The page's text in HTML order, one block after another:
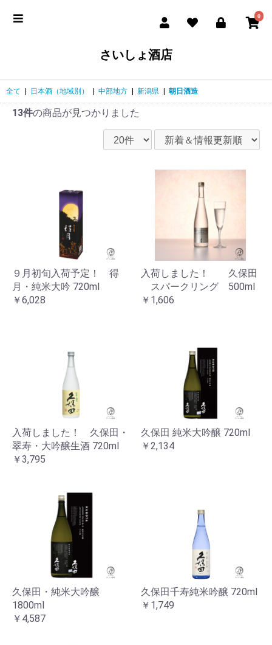
0
さいしょ酒店
全て 日本酒（地域別） 中部地方 新潟県 朝日酒造
13件の商品が見つかりました
９月初旬入荷予定！ 得
月・純米大吟 720ml
￥6,028
入荷しました！ 久保田
スパークリング 500ml
￥1,606
入荷しました！ 久保田・
翠寿・大吟醸生酒 720ml
￥3,795
久保田 純米大吟醸 720ml
￥2,134
久保田・純米大吟醸
1800ml
￥4,587
久保田千寿純米吟醸 720ml
￥1,749